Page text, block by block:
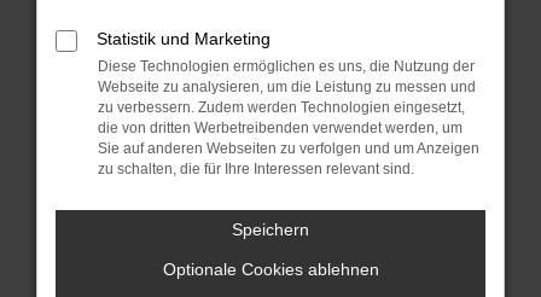
Betriebssystem auf dem neuesten Stand
sind.
Veraltete Software birgt nicht nur ein
Sicherheitsrisiko, sondern kann auch dazu
führen, dass bestimmte Funktionen nicht mehr
unterstützt werden.
Wenn du alle oben genannten Schritte versucht
versuchen, das Problem zu beheben. Du kannst
Statistik und Marketing
Diese Technologien ermöglichen es uns, die Nutzung der
Webseite zu analysieren, um die Leistung zu messen und
zu verbessern. Zudem werden Technologien eingesetzt,
die von dritten Werbetreibenden verwendet werden, um
Sie auf anderen Webseiten zu verfolgen und um Anzeigen
zu schalten, die für Ihre Interessen relevant sind.
Speichern
Optionale Cookies ablehnen